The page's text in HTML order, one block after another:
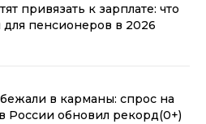
привязать к зарплате: что
для пенсионеров в 2026
в карманы: спрос на
России обновил рекорд(0+)